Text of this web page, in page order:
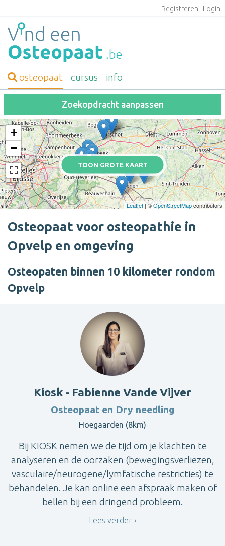
Registreren Login
osteopaat cursus info
Zoekopdracht aanpassen
TOON GROTE KAART
+
−
Leaflet | ©OpenStreetMapcontributors
Osteopaat voor osteopathie in
Opvelp en omgeving
Osteopaten binnen 10 kilometer rondom
Opvelp
Kiosk - Fabienne Vande Vijver
Osteopaat en Dry needling
Hoegaarden (8km)
Bij KIOSK nemen we de tijd om je klachten te
analyseren en de oorzaken (bewegingsverliezen,
vasculaire/neurogene/lymfatische restricties) te
behandelen. Je kan online een afspraak maken of
bellen bij een dringend probleem.
Lees verder